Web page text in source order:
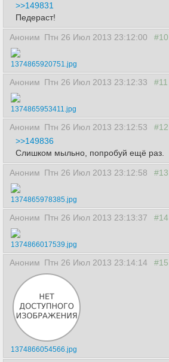
>>149831
Педераст!
Аноним Птн 26 Июл 2013 23:12:00 #10
1374865920751.jpg
Аноним Птн 26 Июл 2013 23:12:33 #11
1374865953411.jpg
Аноним Птн 26 Июл 2013 23:12:53 #12
>>149836
Слишком мыльно, попробуй ещё раз.
Аноним Птн 26 Июл 2013 23:12:58 #13
1374865978385.jpg
Аноним Птн 26 Июл 2013 23:13:37 #14
1374866017539.jpg
Аноним Птн 26 Июл 2013 23:14:14 #15
1374866054566.jpg